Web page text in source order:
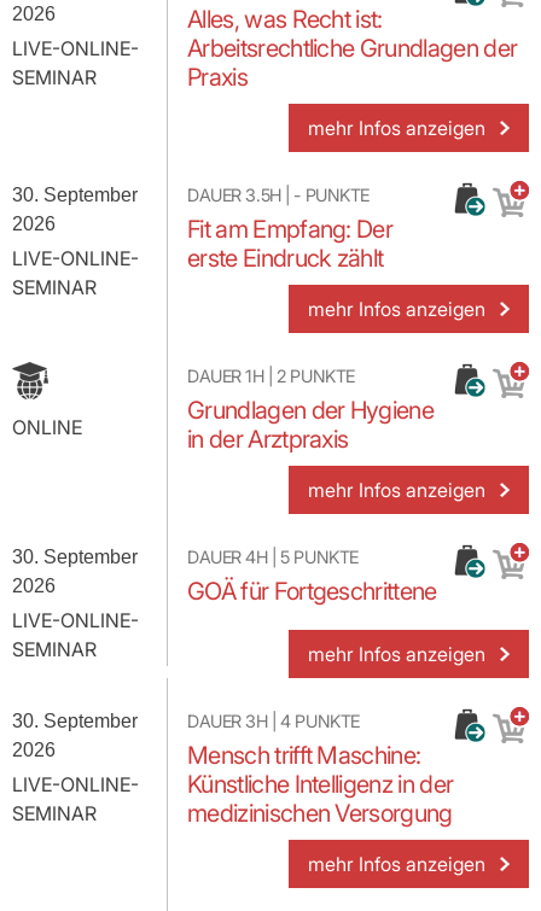
2026
LIVE-ONLINE-
SEMINAR
Alles, was Recht ist:
Arbeitsrechtliche Grundlagen der
Praxis
mehr Infos anzeigen
30. September
2026
LIVE-ONLINE-
SEMINAR
DAUER 3.5H| - PUNKTE
Fit am Empfang: Der
erste Eindruck zählt
mehr Infos anzeigen
ONLINE
DAUER1H| 2PUNKTE
Grundlagen der Hygiene
in der Arztpraxis
mehr Infos anzeigen
30. September
2026
LIVE-ONLINE-
SEMINAR
DAUER4H|5PUNKTE
GOÄ für Fortgeschrittene
mehr Infos anzeigen
30. September
2026
LIVE-ONLINE-
SEMINAR
DAUER 3H|4PUNKTE
Mensch trifft Maschine:
Künstliche Intelligenz in der
medizinischen Versorgung
mehr Infos anzeigen